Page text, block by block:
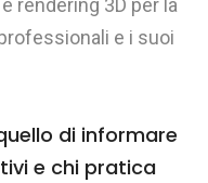
di informare
e chi pratica